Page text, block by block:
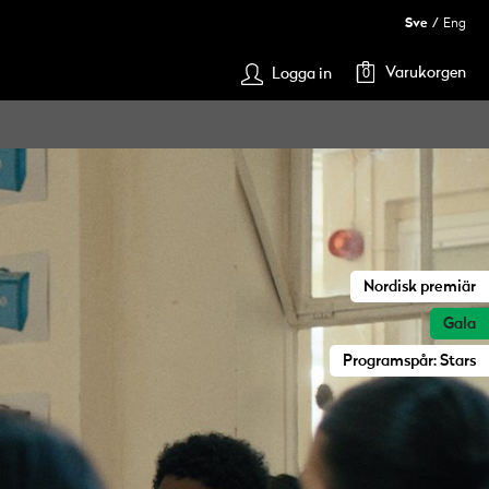
Sve Eng
Logga in 0 Varukorgen
Nordisk premiär
Gala
Programspår: Stars